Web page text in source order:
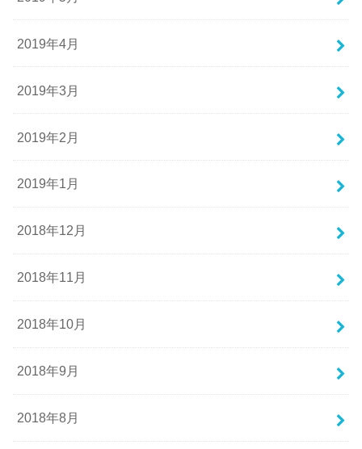
2019年4月
2019年3月
2019年2月
2019年1月
2018年12月
2018年11月
2018年10月
2018年9月
2018年8月